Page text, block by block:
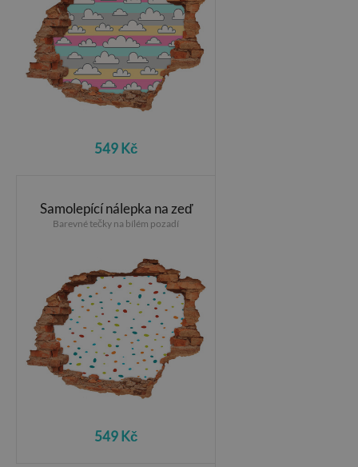
549 Kč
Samolepící nálepka na zeď
Barevné tečky na bílém pozadí
549 Kč